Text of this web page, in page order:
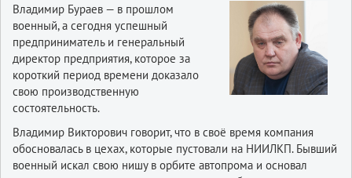
Владимир Бураев — в прошлом
военный, а сегодня успешный
предприниматель и генеральный
директор предприятия, которое за
короткий период времени доказало
свою производственную
состоятельность.
Владимир Викторович говорит, что в своё время компания
обосновалась в цехах, которые пустовали на НИИЛКП. Бывший
военный искал свою нишу в орбите автопрома и основал